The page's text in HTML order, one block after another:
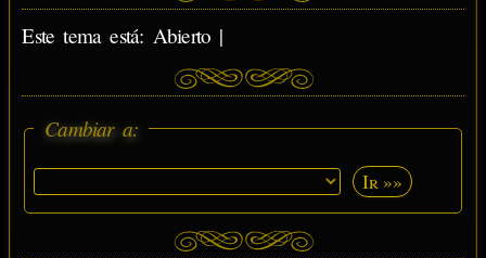
Este tema está: Abierto |
Cambiar a:
Ir »»